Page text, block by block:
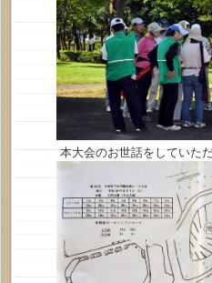
本大会のお世話をしていた